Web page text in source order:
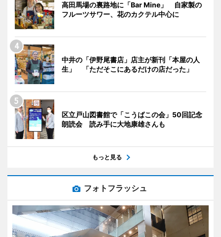
高田馬場の裏路地に「Bar Mine」 自家製の
フルーツサワー、花のカクテル中心に
中井の「伊野尾書店」店主が新刊「本屋の人
生」 「ただそこにあるだけの店だった」
区立戸山図書館で「こうばこの会」50回記念
朗読会 読み手に大地康雄さんも
もっと見る
フォトフラッシュ